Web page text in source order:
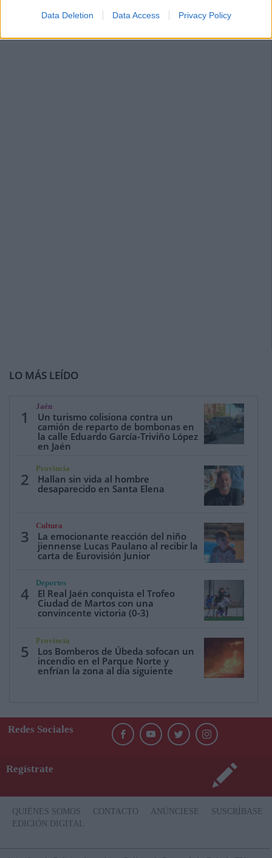
Data Deletion Data Access Privacy Policy
LO MÁS LEÍDO
1
Jaén
Un turismo colisiona contra un
camión de reparto de bombonas en
la calle Eduardo García-Triviño López
en Jaén
2
Provincia
Hallan sin vida al hombre
desaparecido en Santa Elena
3
Cultura
La emocionante reacción del niño
jiennense Lucas Paulano al recibir la
carta de Eurovisión Junior
4
Deportes
El Real Jaén conquista el Trofeo
Ciudad de Martos con una
convincente victoria (0-3)
5
Provincia
Los Bomberos de Úbeda sofocan un
incendio en el Parque Norte y
enfrían la zona al día siguiente
Redes Sociales
Regístrate
QUIÉNES SOMOS CONTACTO ANÚNCIESE
SUSCRÍBASE
EDICIÓN DIGITAL